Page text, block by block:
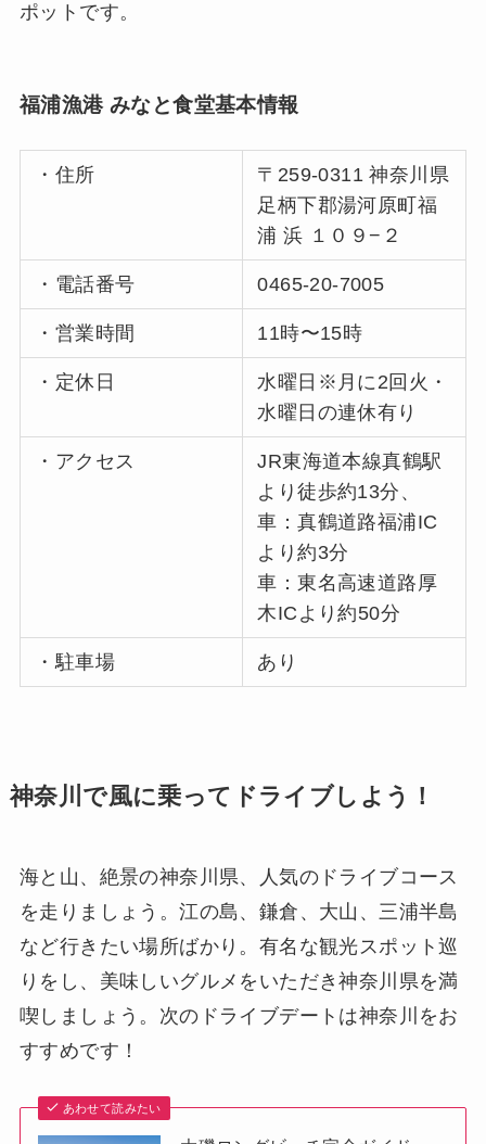
ポットです。
福浦漁港 みなと食堂基本情報
・住所
〒259-0311 神奈川県
足柄下郡湯河原町福
浦 浜 １０９−２
・電話番号 0465-20-7005
・営業時間 11時〜15時
・定休日
水曜日※月に2回火・
水曜日の連休有り
・アクセス
JR東海道本線真鶴駅
より徒歩約13分、
車：真鶴道路福浦IC
より約3分
車：東名高速道路厚
木ICより約50分
・駐車場 あり
神奈川で風に乗ってドライブしよう！
海と山、絶景の神奈川県、人気のドライブコース
を走りましょう。江の島、鎌倉、大山、三浦半島
など行きたい場所ばかり。有名な観光スポット巡
りをし、美味しいグルメをいただき神奈川県を満
喫しましょう。次のドライブデートは神奈川をお
すすめです！
あわせて読みたい